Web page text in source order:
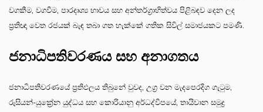
වගකීම, වගවීම, පාරදෘශ්‍ය භාවය සහ අන්තර්ග්‍රාහිත්වය පිළිබඳව දෙන ලද
ප්‍රතිඥා වෙත රජයක් බැඳ තබා ගත හැක්කේ ගතික සිවිල් සමාජයකට පමණි.
ජනාධිපතිවරණය සහ අනාගතය
ජනාධිපතිවරණයේ ප්‍රතිඵලය තිබුනේ වුවද, උග්‍ර වන මැදපෙරදිග ගැටුම,
රුසියන්-යුක්‍රේන යුද්ධය සහ කොරියානු අර්ධද්වීපයේ, තායිවාන සමුද්‍ර